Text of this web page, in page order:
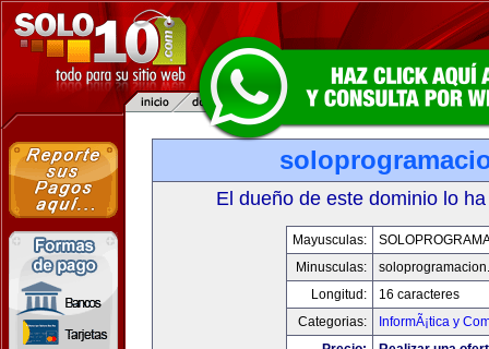
El dueño de este dominio lo
Mayusculas:
Minusculas:
Longitud:
16 caracteres
Categorias:
InformÃ¡tica y